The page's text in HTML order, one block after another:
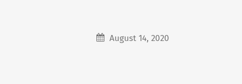
August 14, 2020